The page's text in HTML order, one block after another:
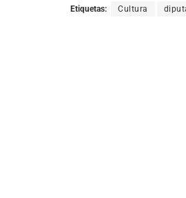
Etiquetas: Cultura